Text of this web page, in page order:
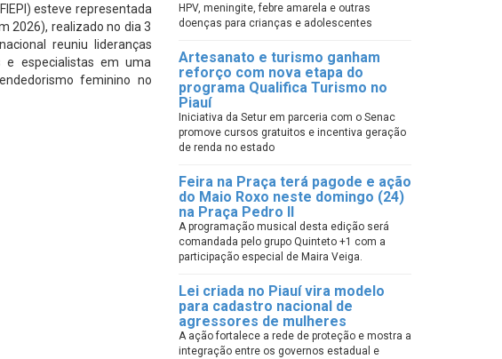
esteve representada
2026), realizado no dia 3
reuniu lideranças
e especialistas em uma
feminino no
HPV, meningite, febre amarela e outras
doenças para crianças e adolescentes
Artesanato e turismo ganham
reforço com nova etapa do
programa Qualifica Turismo no
Piauí
Iniciativa da Setur em parceria com o Senac
promove cursos gratuitos e incentiva geração
de renda no estado
Feira na Praça terá pagode e ação
do Maio Roxo neste domingo (24)
na Praça Pedro II
A programação musical desta edição será
comandada pelo grupo Quinteto +1 com a
participação especial de Maira Veiga.
Lei criada no Piauí vira modelo
para cadastro nacional de
agressores de mulheres
A ação fortalece a rede de proteção e mostra a
integração entre os governos estadual e